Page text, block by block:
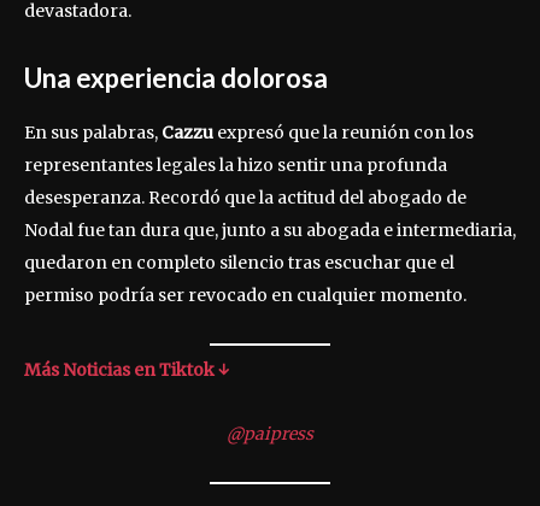
devastadora.
Una experiencia dolorosa
En sus palabras, Cazzu expresó que la reunión con los
representantes legales la hizo sentir una profunda
desesperanza. Recordó que la actitud del abogado de
Nodal fue tan dura que, junto a su abogada e intermediaria,
quedaron en completo silencio tras escuchar que el
permiso podría ser revocado en cualquier momento.
Más Noticias en Tiktok ↓
@paipress